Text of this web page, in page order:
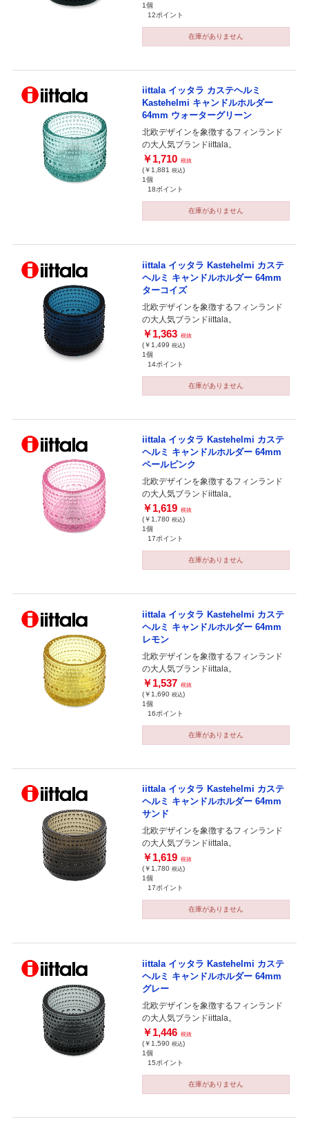
1個
12ポイント
在庫がありません
iittala イッタラ カステヘルミ
Kastehelmi キャンドルホルダー
64mm ウォーターグリーン
北欧デザインを象徴するフィンランド
の大人気ブランドiittala。
￥1,710 税抜
(￥1,881 税込)
1個
18ポイント
在庫がありません
iittala イッタラ Kastehelmi カステ
ヘルミ キャンドルホルダー 64mm
ターコイズ
北欧デザインを象徴するフィンランド
の大人気ブランドiittala。
￥1,363 税抜
(￥1,499 税込)
1個
14ポイント
在庫がありません
iittala イッタラ Kastehelmi カステ
ヘルミ キャンドルホルダー 64mm
ペールピンク
北欧デザインを象徴するフィンランド
の大人気ブランドiittala。
￥1,619 税抜
(￥1,780 税込)
1個
17ポイント
在庫がありません
iittala イッタラ Kastehelmi カステ
ヘルミ キャンドルホルダー 64mm
レモン
北欧デザインを象徴するフィンランド
の大人気ブランドiittala。
￥1,537 税抜
(￥1,690 税込)
1個
16ポイント
在庫がありません
iittala イッタラ Kastehelmi カステ
ヘルミ キャンドルホルダー 64mm
サンド
北欧デザインを象徴するフィンランド
の大人気ブランドiittala。
￥1,619 税抜
(￥1,780 税込)
1個
17ポイント
在庫がありません
iittala イッタラ Kastehelmi カステ
ヘルミ キャンドルホルダー 64mm
グレー
北欧デザインを象徴するフィンランド
の大人気ブランドiittala。
￥1,446 税抜
(￥1,590 税込)
1個
15ポイント
在庫がありません